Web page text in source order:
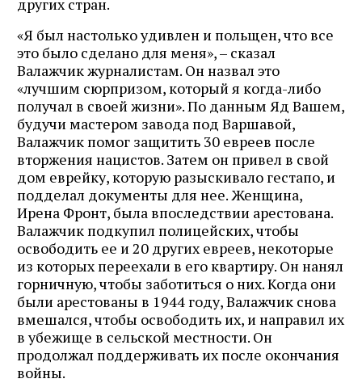
«Я был настолько удивлен и польщен, что все
это было сделано для меня», – сказал
Валажчик журналистам. Он назвал это
«лучшим сюрпризом, который я когда-либо
получал в своей жизни». По данным Яд Вашем,
будучи мастером завода под Варшавой,
Валажчик помог защитить 30 евреев после
вторжения нацистов. Затем он привел в свой
дом еврейку, которую разыскивало гестапо, и
подделал документы для нее. Женщина,
Ирена Фронт, была впоследствии арестована.
Валажчик подкупил полицейских, чтобы
освободить ее и 20 других евреев, некоторые
из которых переехали в его квартиру. Он нанял
горничную, чтобы заботиться о них. Когда они
были арестованы в 1944 году, Валажчик снова
вмешался, чтобы освободить их, и направил их
в убежище в сельской местности. Он
продолжал поддерживать их после окончания
войны.